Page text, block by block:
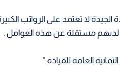
الجيدة لا تعتمد على الرواتب
لديهم مستقلة عن هذه العوامل .
العامة للقيادة "